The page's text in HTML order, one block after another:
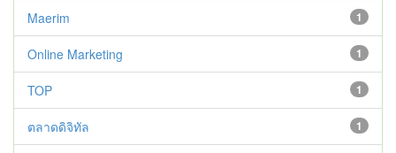
1
Maerim
1
Online Marketing
1
TOP
1
ตลาดดิจิทัล